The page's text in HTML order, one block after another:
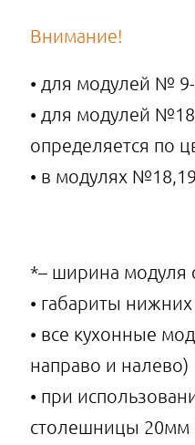
Внимание!
• для модулей №
• для модулей
определяется по
• в модулях
*– ширина модуля
• габариты
• все кухонные
направо и налево)
• при
столешницы 20мм